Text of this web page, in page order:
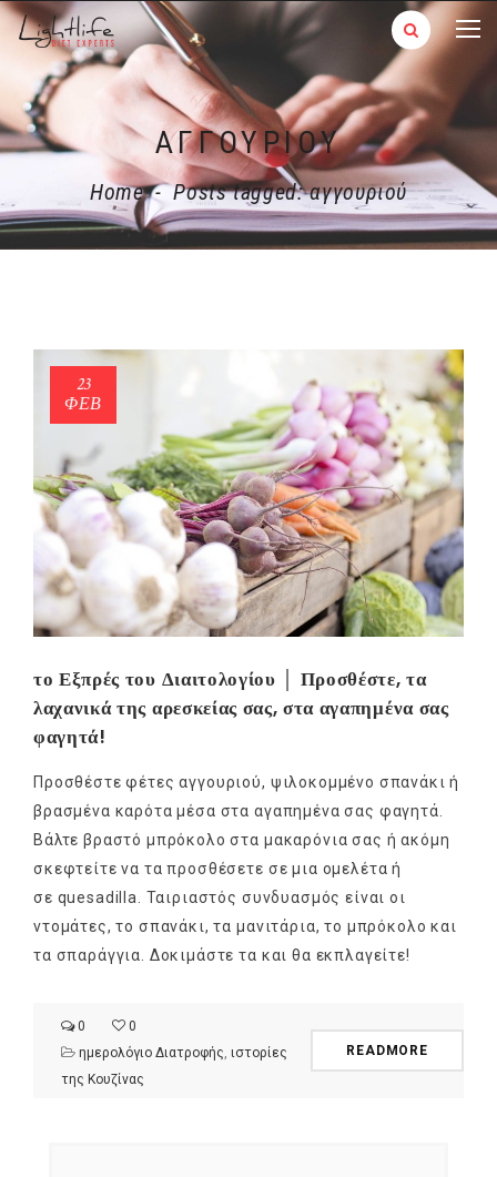
ΑΓΓΟΥΡΙΟΎ
Home - Posts tagged: αγγουριού
23
ΦΕΒ
το Εξπρές του Διαιτολογίου │ Προσθέστε, τα
λαχανικά της αρεσκείας σας, στα αγαπημένα σας
φαγητά!
Προσθέστε φέτες αγγουριού, ψιλοκομμένο σπανάκι ή
βρασμένα καρότα μέσα στα αγαπημένα σας φαγητά.
Βάλτε βραστό μπρόκολο στα μακαρόνια σας ή ακόμη
σκεφτείτε να τα προσθέσετε σε μια ομελέτα ή
σε quesadilla. Ταιριαστός συνδυασμός είναι οι
ντομάτες, το σπανάκι, τα μανιτάρια, το μπρόκολο και
τα σπαράγγια. Δοκιμάστε τα και θα εκπλαγείτε!
0
0
ημερολόγιο Διατροφής ιστορίες
της Κουζίνας
READMORE